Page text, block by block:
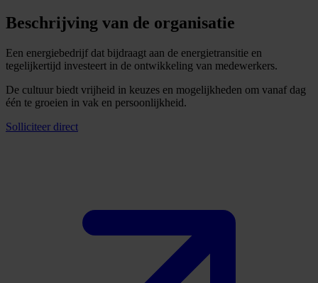
Beschrijving van de organisatie
Een energiebedrijf dat bijdraagt aan de energietransitie en
tegelijkertijd investeert in de ontwikkeling van medewerkers.
De cultuur biedt vrijheid in keuzes en mogelijkheden om vanaf dag
één te groeien in vak en persoonlijkheid.
Solliciteer direct